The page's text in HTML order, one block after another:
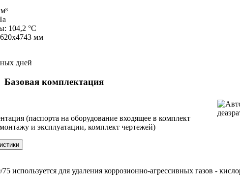
104,2 °С
мм
дней
Базовая комплектация
(паспорта на оборудование входящее в комплект
и эксплуатации, комплект чертежей)
используется для удаления коррозионно-агрессивных газов -